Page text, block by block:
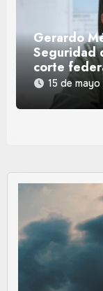
Gerardo
Seguridad
corte
15 de
Reproductor
vídeo